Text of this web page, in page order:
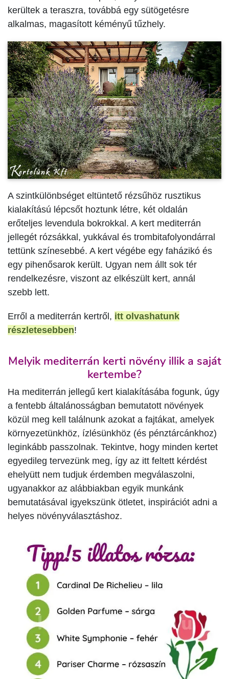
kerültek a teraszra, továbbá egy sütögetésre
alkalmas, magasított kéményű tűzhely.
A szintkülönbséget eltüntető rézsűhöz rusztikus
kialakítású lépcsőt hoztunk létre, két oldalán
erőteljes levendula bokrokkal. A kert mediterrán
jellegét rózsákkal, yukkával és trombitafolyondárral
tettünk színesebbé. A kert végébe egy faházikó és
egy pihenősarok került. Ugyan nem állt sok tér
rendelkezésre, viszont az elkészült kert, annál
szebb lett.
Erről a mediterrán kertről, itt olvashatunk
részletesebben!
Melyik mediterrán kerti növény illik a saját
kertembe?
Ha mediterrán jellegű kert kialakításába fogunk, úgy
a fentebb általánosságban bemutatott növények
közül meg kell találnunk azokat a fajtákat, amelyek
környezetünkhöz, ízlésünkhöz (és pénztárcánkhoz)
leginkább passzolnak. Tekintve, hogy minden kertet
egyedileg tervezünk meg, így az itt feltett kérdést
ehelyütt nem tudjuk érdemben megválaszolni,
ugyanakkor az alábbiakban egyik munkánk
bemutatásával igyekszünk ötletet, inspirációt adni a
helyes növényválasztáshoz.